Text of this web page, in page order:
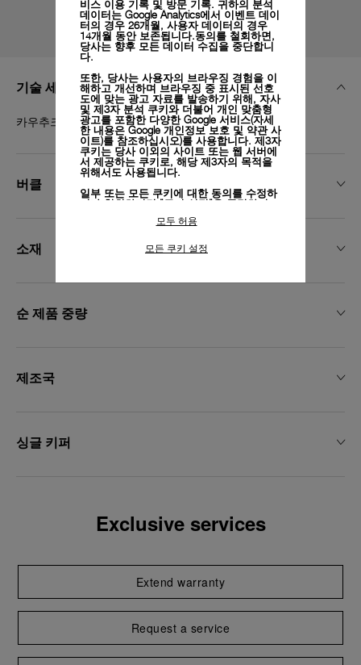
기술 세부 정보
카우추크 아코디온 블랙, XS, 22/20, BA
버클
소재
순 제품 중량
제조국
싱글 키퍼
Exclusive services
Extend warranty
Request a service
비스 이용 기록 및 방문 기록. 귀하의 분석
데이터는 Google Analytics에서 이벤트 데이
터의 경우 26개월, 사용자 데이터의 경우
14개월 동안 보존됩니다.동의를 철회하면,
당사는 향후 모든 데이터 수집을 중단합니
다.
또한, 당사는 사용자의 브라우징 경험을 이
해하고 개선하며 브라우징 중 표시된 선호
도에 맞는 광고 자료를 발송하기 위해, 자사
및 제3자 분석 쿠키와 더불어 개인 맞춤형
광고를 포함한 다양한 Google 서비스(자세
한 내용은 Google 개인정보 보호 및 약관 사
이트)를 참조하십시오)를 사용합니다. 제3자
쿠키는 당사 이외의 사이트 또는 웹 서버에
서 제공하는 쿠키로, 해당 제3자의 목적을
위해서도 사용됩니다.
일부 또는 모든 쿠키에 대한 동의를 수정하
거나 철회하려면 "쿠키 설정"을 클릭하거
수집하는 정보" 섹션을 참조하여 자세히 알
모든 쿠키의 사용에 동의하시려면 "모두 허
모두 허용
모든 쿠키 설정